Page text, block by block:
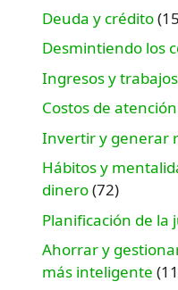
Deuda y crédito
Desmintiendo los
Ingresos y
Costos de
Invertir y generar
Hábitos y
dinero(72)
Planificación de la
Ahorrar y
más inteligente